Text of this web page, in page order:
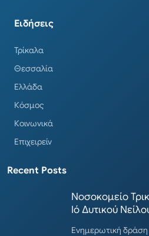
Ειδήσεις
Τρίκαλα
Θεσσαλία
Ελλάδα
Κόσμος
Κοινωνικά
Επιχειρείν
Recent Posts
Νοσοκομείο
Ιό Δυτικού
Ενημερωτική